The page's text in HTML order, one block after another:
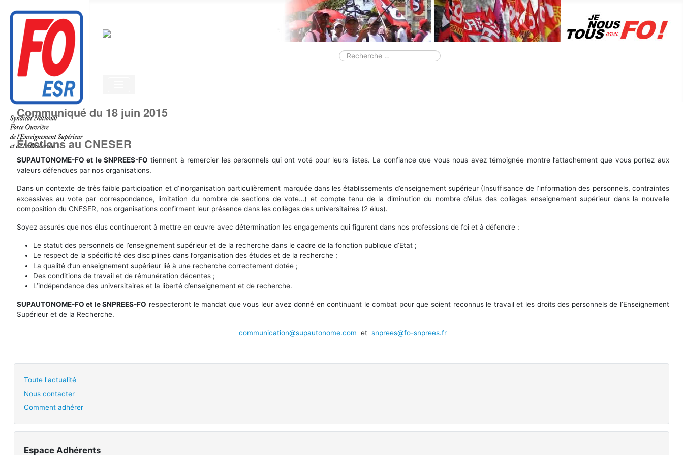
Smart Search Module
Valider
Communiqué du 18 juin 2015
Élections au CNESER
SUPAUTONOME-FO et le SNPREES-FO tiennent à remercier les personnels qui ont voté pour leurs listes. La confiance que vous nous avez témoignée montre l’attachement que vous portez aux
valeurs défendues par nos organisations.
Dans un contexte de très faible participation et d’inorganisation particulièrement marquée dans les établissements d’enseignement supérieur (Insuffisance de l’information des personnels, contraintes
excessives au vote par correspondance, limitation du nombre de sections de vote…) et compte tenu de la diminution du nombre d’élus des collèges enseignement supérieur dans la nouvelle
composition du CNESER, nos organisations confirment leur présence dans les collèges des universitaires (2 élus).
Soyez assurés que nos élus continueront à mettre en œuvre avec détermination les engagements qui figurent dans nos professions de foi et à défendre :
Le statut des personnels de l’enseignement supérieur et de la recherche dans le cadre de la fonction publique d’Etat ;
Le respect de la spécificité des disciplines dans l’organisation des études et de la recherche ;
La qualité d’un enseignement supérieur lié à une recherche correctement dotée ;
Des conditions de travail et de rémunération décentes ;
L’indépendance des universitaires et la liberté d’enseignement et de recherche.
SUPAUTONOME-FO et le SNPREES-FO respecteront le mandat que vous leur avez donné en continuant le combat pour que soient reconnus le travail et les droits des personnels de l’Enseignement
Supérieur et de la Recherche.
communication@supautonome.com etsnprees@fo-snprees.fr
Toute l'actualité
Nous contacter
Comment adhérer
Espace Adhérents